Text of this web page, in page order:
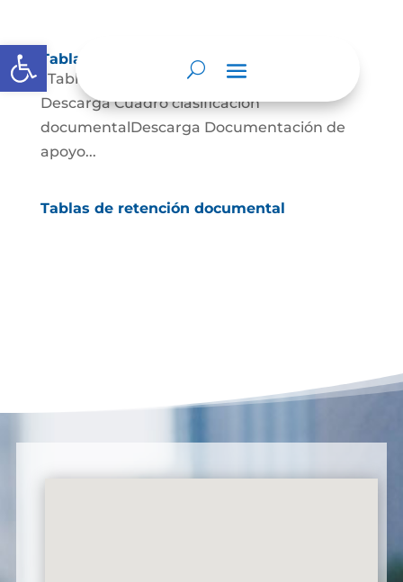
Abrir barra de herramientas
Tablas de retención documental
Tablas de Retención documental
Descarga Cuadro clasificación
documentalDescarga Documentación de
apoyo...
Tablas de retención documental